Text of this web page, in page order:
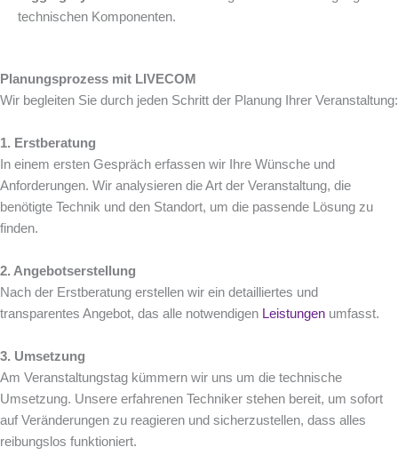
technischen Komponenten.
Planungsprozess mit LIVECOM
Wir begleiten Sie durch jeden Schritt der Planung Ihrer Veranstaltung:
1. Erstberatung
In einem ersten Gespräch erfassen wir Ihre Wünsche und
Anforderungen. Wir analysieren die Art der Veranstaltung, die
benötigte Technik und den Standort, um die passende Lösung zu
finden.
2. Angebotserstellung
Nach der Erstberatung erstellen wir ein detailliertes und
transparentes Angebot, das alle notwendigen Leistungen umfasst.
3. Umsetzung
Am Veranstaltungstag kümmern wir uns um die technische
Umsetzung. Unsere erfahrenen Techniker stehen bereit, um sofort
auf Veränderungen zu reagieren und sicherzustellen, dass alles
reibungslos funktioniert.